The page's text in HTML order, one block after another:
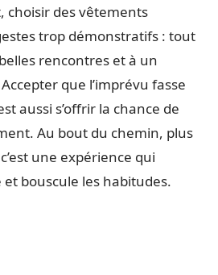
choisir des vêtements
trop démonstratifs : tout
rencontres et à un
que l’imprévu fasse
aussi s’offrir la chance de
Au bout du chemin, plus
une expérience qui
bouscule les habitudes.